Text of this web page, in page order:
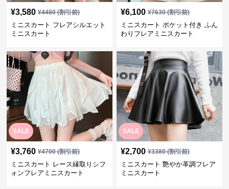
¥3,580 ¥4480(割引前)
ミニスカート フレアシルエット
ミニスカート
¥6,100 ¥7630(割引前)
ミニスカート ポケット付き ふん
わりフレアミニスカート
SALE
¥3,760 ¥4700(割引前)
ミニスカート レース縁取りシフ
ォンフレアミニスカート
SALE
¥2,700 ¥3380(割引前)
ミニスカート 艶やか革調フレア
ミニスカート